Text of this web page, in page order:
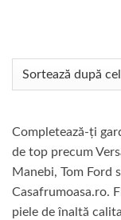
Completează-ți
de top precum
Manebi, Tom Ford
Casafrumoasa.ro.
piele de înaltă